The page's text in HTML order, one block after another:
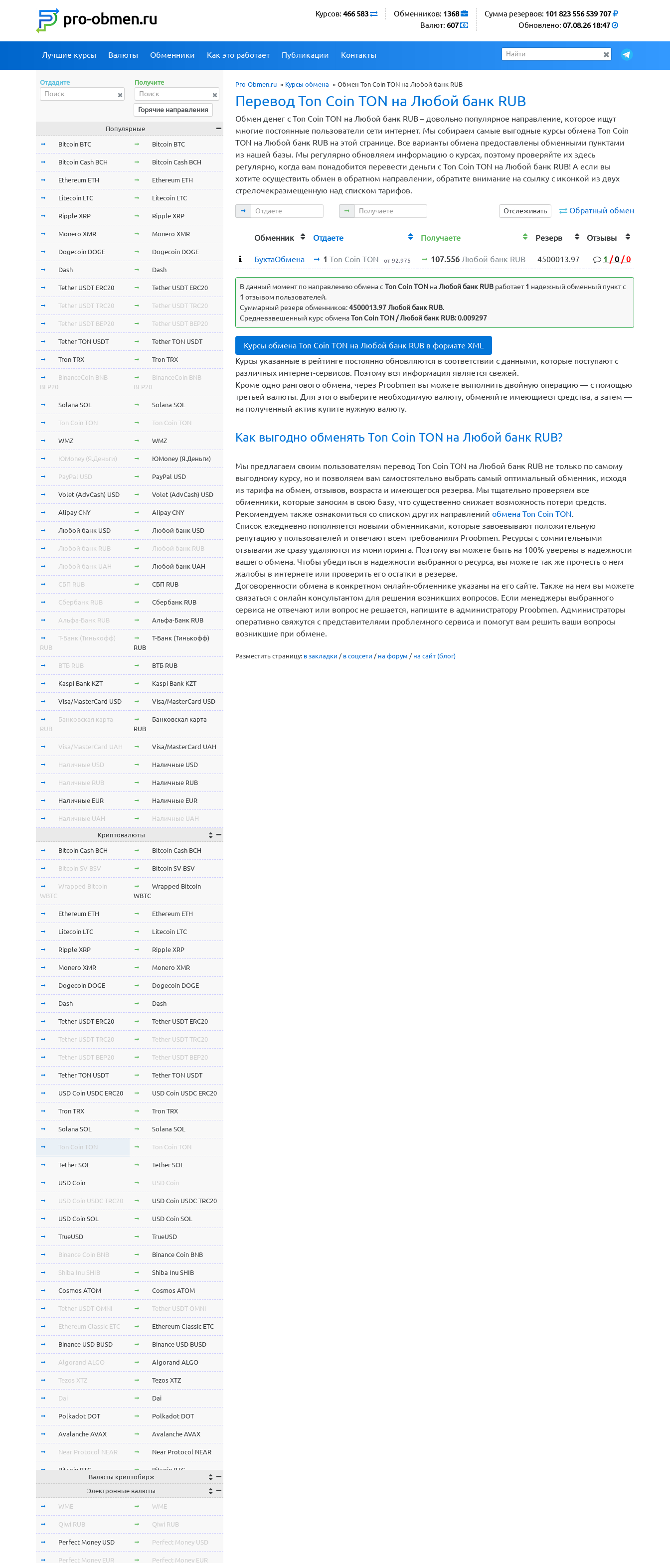
pro-obmen.ru Сумма резервов: 101 823 556 539 707
Обновлено: 07.08.26 18:47
Обменников: 1368
Валют: 607
Курсов: 466 583
Лучшие курсы Валюты Обменники Как это работает Публикации Контакты
Pro-Obmen.ru » Курсы обмена » Обмен Ton Coin TON на Любой банк RUB
Перевод Ton Coin TON на Любой банк RUB
Обмен денег с Ton Coin TON на Любой банк RUB – довольно популярное направление, которое ищут
многие постоянные пользователи сети интернет. Мы собираем самые выгодные курсы обмена Ton Coin
TON на Любой банк RUB на этой странице. Все варианты обмена предоставлены обменными пунктами
из нашей базы. Мы регулярно обновляем информацию о курсах, поэтому проверяйте их здесь
регулярно, когда вам понадобится перевести деньги с Ton Coin TON на Любой банк RUB! А если вы
хотите осуществить обмен в обратном направлении, обратите внимание на ссылку с иконкой из двух
стрелочекразмещенную над списком тарифов.
Обратный обмен
Отслеживать
Отдаете Получаете
Обменник Отдаете Получаете Резерв Отзывы
БухтаОбмена 1 Ton Coin TON от 92.975 107.556 Любой банк RUB 4500013.97 1 / 0 / 0
В данный момент по направлению обмена c Ton Coin TON наЛюбой банк RUB работает1 надежный обменный пункт с
1 отзывом пользователей.
Суммарный резерв обменников:4500013.97 Любой банк RUB.
Средневзвешенный курс обменаTon Coin TON / Любой банк RUB: 0.009297
Курсы обмена Ton Coin TON на Любой банк RUB в формате XML
Курсы указанные в рейтинге постоянно обновляются в соответствии с данными, которые поступают с
различных интернет-сервисов. Поэтому вся информация является свежей.
Кроме одно рангового обмена, через Proobmen вы можете выполнить двойную операцию — с помощью
третьей валюты. Для этого выберите необходимую валюту, обменяйте имеющиеся средства, а затем —
на полученный актив купите нужную валюту.
Как выгодно обменять Ton Coin TON на Любой банк RUB?
Мы предлагаем своим пользователям перевод Ton Coin TON на Любой банк RUB не только по самому
выгодному курсу, но и позволяем вам самостоятельно выбрать самый оптимальный обменник, исходя
из тарифа на обмен, отзывов, возраста и имеющегося резерва. Мы тщательно проверяем все
обменники, которые заносим в свою базу, что существенно снижает возможность потери средств.
Рекомендуем также ознакомиться со списком других направлений обмена Ton Coin TON.
Список ежедневно пополняется новыми обменниками, которые завоевывают положительную
репутацию у пользователей и отвечают всем требованиям Proobmen. Ресурсы с сомнительными
отзывами же сразу удаляются из мониторинга. Поэтому вы можете быть на 100% уверены в надежности
вашего обмена. Чтобы убедиться в надежности выбранного ресурса, вы можете так же прочесть о нем
жалобы в интернете или проверить его остатки в резерве.
Договоренности обмена в конкретном онлайн-обменнике указаны на его сайте. Также на нем вы можете
связаться с онлайн консультантом для решения возникших вопросов. Если менеджеры выбранного
сервиса не отвечают или вопрос не решается, напишите в администратору Proobmen. Администраторы
оперативно свяжутся с представителями проблемного сервиса и помогут вам решить ваши вопросы
возникшие при обмене.
Разместить страницу: в закладки / в соцсети / на форум / на сайт (блог)
Отдадите Получите
Горячие направления
Популярные
Bitcoin BTC Bitcoin BTC
Bitcoin Cash BCH Bitcoin Cash BCH
Ethereum ETH Ethereum ETH
Litecoin LTC Litecoin LTC
Ripple XRP Ripple XRP
Monero XMR Monero XMR
Dogecoin DOGE Dogecoin DOGE
Dash Dash
Tether USDT ERC20 Tether USDT ERC20
Tether USDT TRC20 Tether USDT TRC20
Tether USDT BEP20 Tether USDT BEP20
Tether TON USDT Tether TON USDT
Tron TRX Tron TRX
BinanceCoin BNB
BEP20
BinanceCoin BNB
BEP20
Solana SOL Solana SOL
Ton Coin TON Ton Coin TON
WMZ WMZ
ЮMoney (Я.Деньги) ЮMoney (Я.Деньги)
PayPal USD PayPal USD
Volet (AdvCash) USD Volet (AdvCash) USD
Alipay CNY Alipay CNY
Любой банк USD Любой банк USD
Любой банк RUB Любой банк RUB
Любой банк UAH Любой банк UAH
СБП RUB СБП RUB
Сбербанк RUB Сбербанк RUB
Альфа-Банк RUB Альфа-Банк RUB
Т-Банк (Тинькофф)
RUB
Т-Банк (Тинькофф)
RUB
ВТБ RUB ВТБ RUB
Kaspi Bank KZT Kaspi Bank KZT
Visa/MasterCard USD Visa/MasterCard USD
Банковская карта
RUB
Банковская карта
RUB
Visa/MasterCard UAH Visa/MasterCard UAH
Наличные USD Наличные USD
Наличные RUB Наличные RUB
Наличные EUR Наличные EUR
Наличные UAH Наличные UAH
Криптовалюты
Bitcoin Cash BCH Bitcoin Cash BCH
Bitcoin SV BSV Bitcoin SV BSV
Wrapped Bitcoin
WBTC
Wrapped Bitcoin
WBTC
Ethereum ETH Ethereum ETH
Litecoin LTC Litecoin LTC
Ripple XRP Ripple XRP
Monero XMR Monero XMR
Dogecoin DOGE Dogecoin DOGE
Dash Dash
Tether USDT ERC20 Tether USDT ERC20
Tether USDT TRC20 Tether USDT TRC20
Tether USDT BEP20 Tether USDT BEP20
Tether TON USDT Tether TON USDT
USD Coin USDC ERC20 USD Coin USDC ERC20
Tron TRX Tron TRX
Solana SOL Solana SOL
Ton Coin TON Ton Coin TON
Tether SOL Tether SOL
USD Coin USD Coin
USD Coin USDC TRC20 USD Coin USDC TRC20
USD Coin SOL USD Coin SOL
TrueUSD TrueUSD
Binance Coin BNB Binance Coin BNB
Shiba Inu SHIB Shiba Inu SHIB
Cosmos ATOM Cosmos ATOM
Tether USDT OMNI Tether USDT OMNI
Ethereum Classic ETC Ethereum Classic ETC
Binance USD BUSD Binance USD BUSD
Algorand ALGO Algorand ALGO
Tezos XTZ Tezos XTZ
Dai Dai
Polkadot DOT Polkadot DOT
Avalanche AVAX Avalanche AVAX
Near Protocol NEAR Near Protocol NEAR
Bitcoin BTC Bitcoin BTC
Terra LUNA
Cardano ADA Cardano ADA
OmiseGo OMG OmiseGo OMG
Verge XVG Verge XVG
BitTorrent BTT BitTorrent BTT
Валюты криптобирж
Электронные валюты
WME WME
Qiwi RUB Qiwi RUB
Perfect Money USD Perfect Money USD
Perfect Money EUR Perfect Money EUR